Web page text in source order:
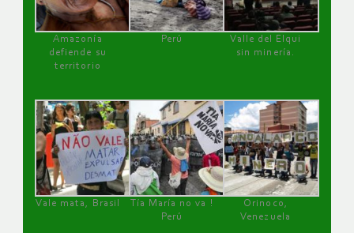
Amazonía
defiende su
territorio
Perú
Valle del Elqui
sin minería.
Vale mata, Brasil
Tía María no va !
Perú
Orinoco,
Venezuela